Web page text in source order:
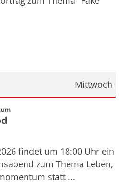
Mittwoch
:
findet um 18:00 Uhr ein
zum Thema Leben,
statt ...